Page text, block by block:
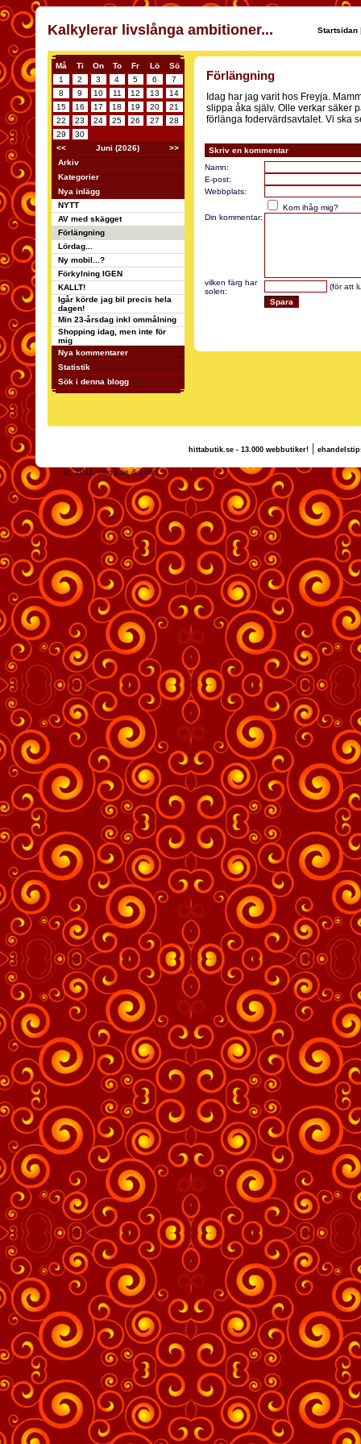
Kalkylerar livslånga ambitioner... Startsidan
Må Ti On To Fr Lö
Sö
1
2 3 4 5 6
7
8
9 10 11 12 13
14
15
16 17 18 19 20
21
22
23 24 25 26 27
28
29
30
<<
Juni (2026)
>>
Arkiv
Kategorier
Nya inlägg
NYTT
AV med skägget
Förlängning
Lördag...
Ny mobil...?
Förkylning IGEN
KALLT!
Igår körde jag bil precis hela
dagen!
Min 23-årsdag inkl ommålning
Shopping idag, men inte för
mig
Nya kommentarer
Statistik
Sök i denna blogg
Förlängning
Idag har jag varit hos Freyja.
slippa åka själv. Olle verkar säker
förlänga fodervärdsavtalet. Vi ska
Skriv en kommentar
Namn:
E-post:
Webbplats:
Kom ihåg mig?
Din kommentar:
vilken färg har
solen:
(för att
hittabutik.se - 13.000 webbutiker!|
(c) 2011, nogg.se & Lollo